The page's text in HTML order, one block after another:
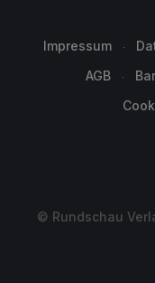
Impressum
AGB
© Rundschau